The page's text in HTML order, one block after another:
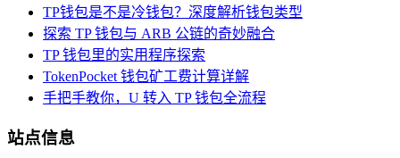
TP钱包是不是冷钱包？深度解析钱包类型
探索 TP 钱包与 ARB 公链的奇妙融合
TP 钱包里的实用程序探索
TokenPocket 钱包矿工费计算详解
手把手教你，U 转入 TP 钱包全流程
站点信息